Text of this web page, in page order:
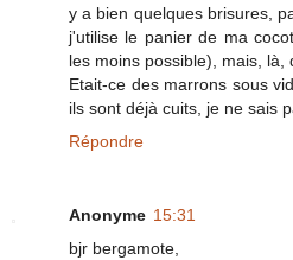
y a bien quelques brisures,
j'utilise le panier de ma
les moins possible), mais, là,
Etait-ce des marrons sous
ils sont déjà cuits, je ne sais
Répondre
Anonyme 15:31
bjr bergamote,